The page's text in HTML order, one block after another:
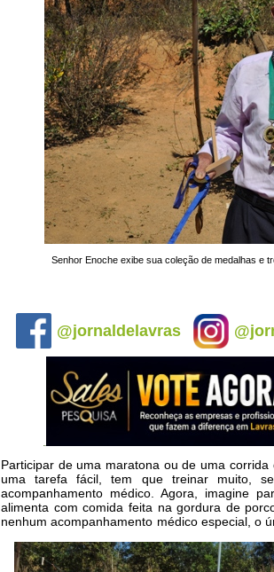
Senhor Enoche exibe sua coleção de medalhas e
@jornaldelavras
Participar de uma maratona ou de uma
uma tarefa fácil, tem que treinar muito,
acompanhamento médico. Agora, imagine
alimenta com comida feita na gordura de
nenhum acompanhamento médico especial, o